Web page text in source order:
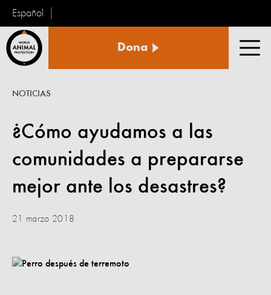
Español
Animal
Dona
¿Cómo ayudamos a las
comunidades a prepararse
mejor ante los desastres?
NOTICIAS
21 marzo 2018